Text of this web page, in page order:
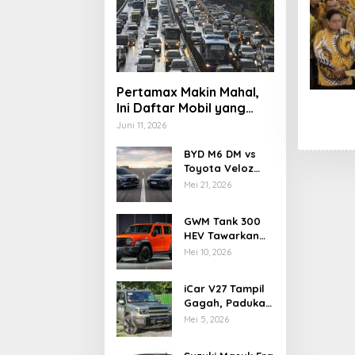
Pertamax Makin Mahal,
Ini Daftar Mobil yang
Masih Aman Pakai
Juni 11, 2026
BYD M6 DM vs
Toyota Veloz
Hybrid, Adu
Elektrifikasi
Mei 21, 2026
GWM Tank 300
HEV Tawarkan
Tenaga Hybrid
Mei 10, 2026
iCar V27 Tampil
Gagah, Padukan
Gaya Off-Road
Mei 5, 2026